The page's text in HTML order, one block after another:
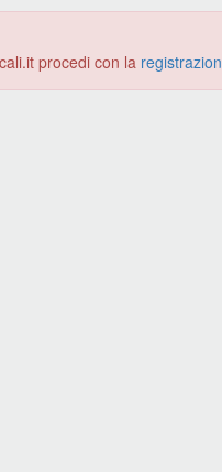
procedi con la